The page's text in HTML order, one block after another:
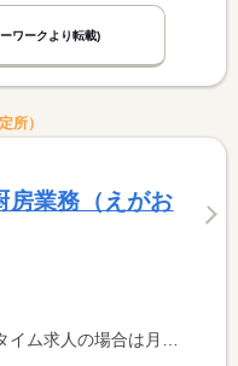
ワークより転載)
所）
房業務（えがお
ト求人の場合は時間額を表示しています。